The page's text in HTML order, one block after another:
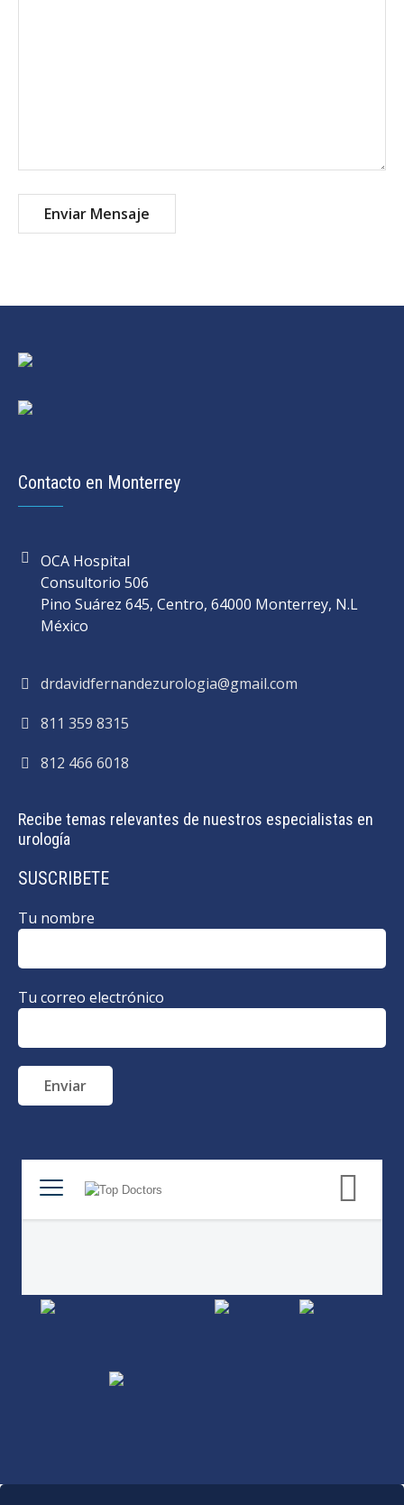
Contacto en Monterrey
OCA Hospital
Consultorio 506
Pino Suárez 645, Centro, 64000 Monterrey, N.L
México
drdavidfernandezurologia@gmail.com
811 359 8315
812 466 6018
Recibe temas relevantes de nuestros especialistas en
urología
SUSCRIBETE
Tu nombre
Tu correo electrónico